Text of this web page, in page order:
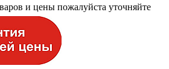
и цены пожалуйста уточняйте